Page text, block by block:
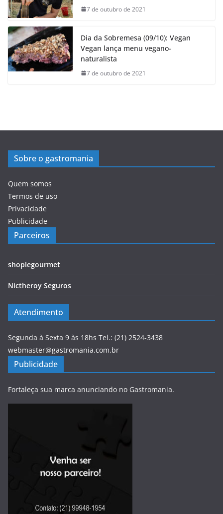
7 de outubro de 2021
Dia da Sobremesa (09/10): Vegan
Vegan lança menu vegano-
naturalista
7 de outubro de 2021
Sobre o gastromania
Quem somos
Termos de uso
Privacidade
Publicidade
Parceiros
shoplegourmet
Nictheroy Seguros
Atendimento
Segunda à Sexta 9 às 18hs Tel.: (21) 2524-3438
webmaster@gastromania.com.br
Publicidade
Fortaleça sua marca anunciando no Gastromania.